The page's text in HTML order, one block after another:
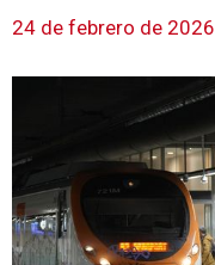
24 de febrero de 2026